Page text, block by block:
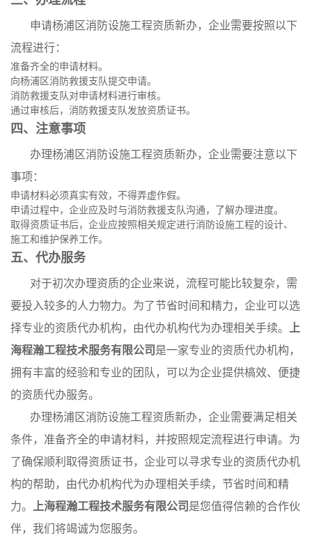
申请杨浦区消防设施工程资质新办，企业需要按照以下
流程进行：
准备齐全的申请材料。
向杨浦区消防救援支队提交申请。
消防救援支队对申请材料进行审核。
通过审核后，消防救援支队发放资质证书。
四、注意事项
办理杨浦区消防设施工程资质新办，企业需要注意以下
事项：
申请材料必须真实有效，不得弄虚作假。
申请过程中，企业应及时与消防救援支队沟通，了解办理进度。
取得资质证书后，企业应按照相关规定进行消防设施工程的设计、
施工和维护保养工作。
五、代办服务
对于初次办理资质的企业来说，流程可能比较复杂，需
要投入较多的人力物力。为了节省时间和精力，企业可以选
择专业的资质代办机构，由代办机构代为办理相关手续。
上
海程瀚工程技术服务有限公司 是一家专业的资质代办机构，
拥有丰富的经验和专业的团队，可以为企业提供槁效、便捷
的资质代办服务。
办理杨浦区消防设施工程资质新办，企业需要满足相关
条件，准备齐全的申请材料，并按照规定流程进行申请。为
了确保顺利取得资质证书，企业可以寻求专业的资质代办机
构的帮助，由代办机构代为办理相关手续，节省时间和精
力。
上海程瀚工程技术服务有限公司 是您值得信赖的合作伙
伴，我们将竭诚为您服务。